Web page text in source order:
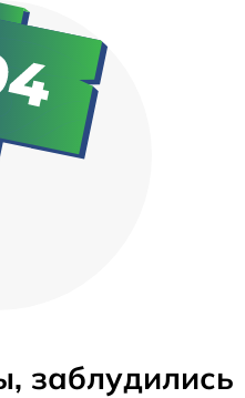
заблудились